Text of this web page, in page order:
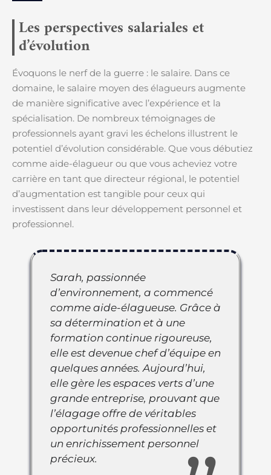
Les perspectives salariales et
d’évolution
Évoquons le nerf de la guerre : le salaire. Dans ce
domaine, le salaire moyen des élagueurs augmente
de manière significative avec l’expérience et la
spécialisation. De nombreux témoignages de
professionnels ayant gravi les échelons illustrent le
potentiel d’évolution considérable. Que vous débutiez
comme aide-élagueur ou que vous acheviez votre
carrière en tant que directeur régional, le potentiel
d’augmentation est tangible pour ceux qui
investissent dans leur développement personnel et
professionnel.
Sarah, passionnée
d’environnement, a commencé
comme aide-élagueuse. Grâce à
sa détermination et à une
formation continue rigoureuse,
elle est devenue chef d’équipe en
quelques années. Aujourd’hui,
elle gère les espaces verts d’une
grande entreprise, prouvant que
l’élagage offre de véritables
opportunités professionnelles et
un enrichissement personnel
précieux.